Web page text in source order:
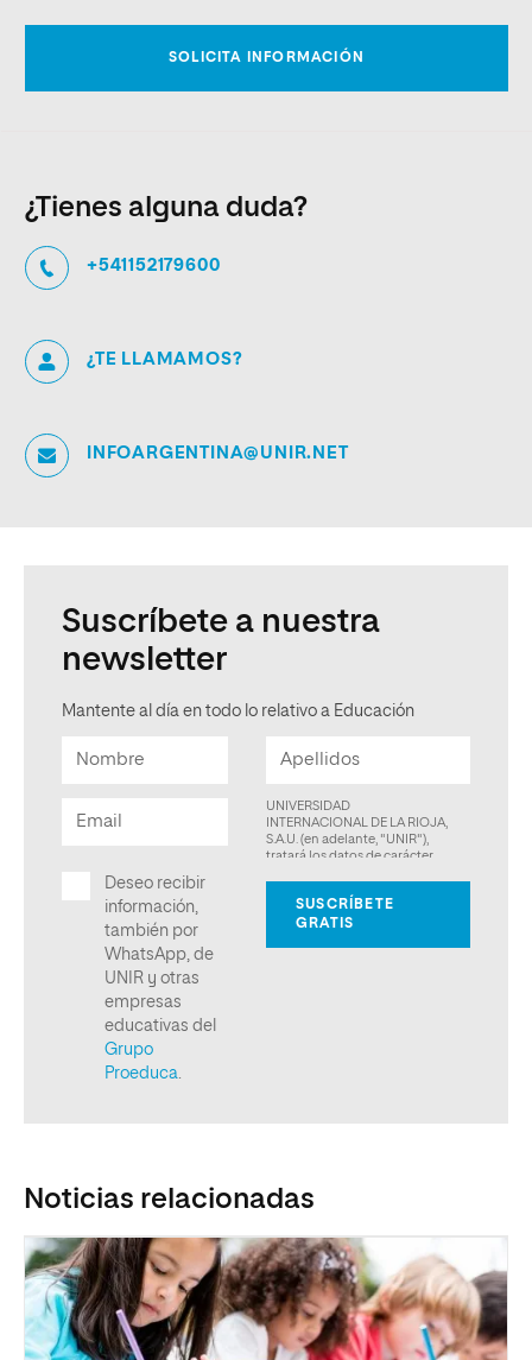
¿Tienes alguna duda?
+541152179600
¿TE LLAMAMOS?
INFOARGENTINA@UNIR.NET
Suscríbete a nuestra
newsletter
Mantente al día en todo lo relativo a Educación
Noticias relacionadas